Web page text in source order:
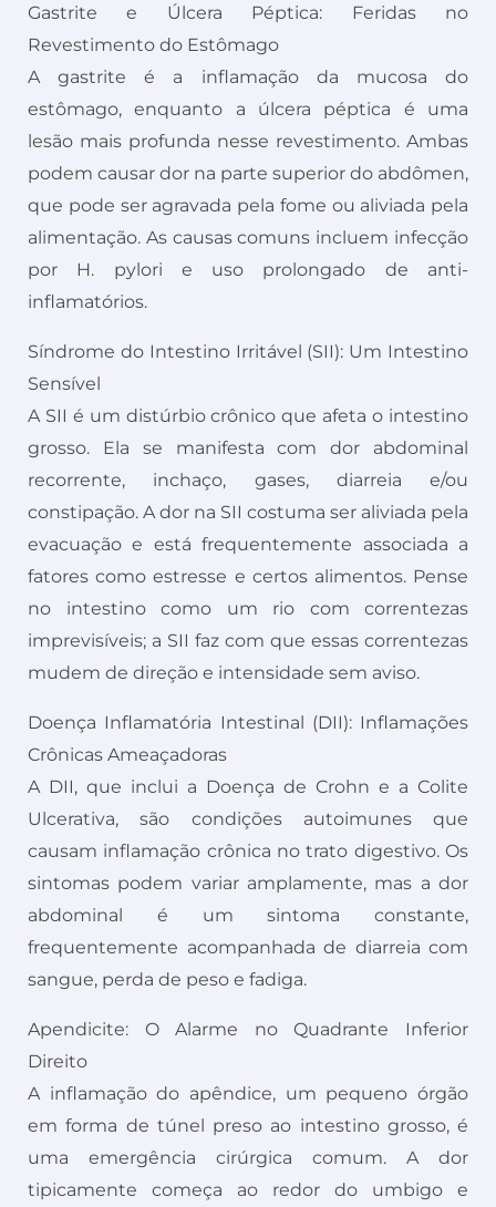
Gastrite e Úlcera Péptica: Feridas no
Revestimento do Estômago
A gastrite é a inflamação da mucosa do
estômago, enquanto a úlcera péptica é uma
lesão mais profunda nesse revestimento. Ambas
podem causar dor na parte superior do abdômen,
que pode ser agravada pela fome ou aliviada pela
alimentação. As causas comuns incluem infecção
por H. pylori e uso prolongado de anti-
inflamatórios.
Síndrome do Intestino Irritável (SII): Um Intestino
Sensível
A SII é um distúrbio crônico que afeta o intestino
grosso. Ela se manifesta com dor abdominal
recorrente, inchaço, gases, diarreia e/ou
constipação. A dor na SII costuma ser aliviada pela
evacuação e está frequentemente associada a
fatores como estresse e certos alimentos. Pense
no intestino como um rio com correntezas
imprevisíveis; a SII faz com que essas correntezas
mudem de direção e intensidade sem aviso.
Doença Inflamatória Intestinal (DII): Inflamações
Crônicas Ameaçadoras
A DII, que inclui a Doença de Crohn e a Colite
Ulcerativa, são condições autoimunes que
causam inflamação crônica no trato digestivo. Os
sintomas podem variar amplamente, mas a dor
abdominal é um sintoma constante,
frequentemente acompanhada de diarreia com
sangue, perda de peso e fadiga.
Apendicite: O Alarme no Quadrante Inferior
Direito
A inflamação do apêndice, um pequeno órgão
em forma de túnel preso ao intestino grosso, é
uma emergência cirúrgica comum. A dor
tipicamente começa ao redor do umbigo e